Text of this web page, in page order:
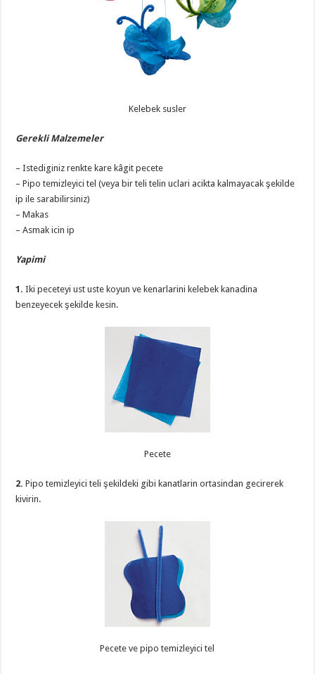
Kelebek susler
Gerekli Malzemeler
– Istediginiz renkte kare kâgit pecete
– Pipo temizleyici tel (veya bir teli telin uclari acikta kalmayacak şekilde
ip ile sarabilirsiniz)
– Makas
– Asmak icin ip
Yapimi
1. Iki peceteyi ust uste koyun ve kenarlarini kelebek kanadina
benzeyecek şekilde kesin.
Pecete
2.Pipo temizleyici teli şekildeki gibi kanatlarin ortasindan gecirerek
kivirin.
Pecete ve pipo temizleyici tel